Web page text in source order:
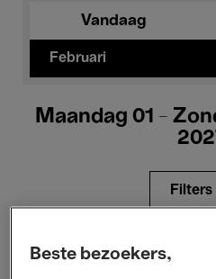
Vandaag
Februari
Maandag 01 -
Filters
Alle evenementen
Beste bezoekers,